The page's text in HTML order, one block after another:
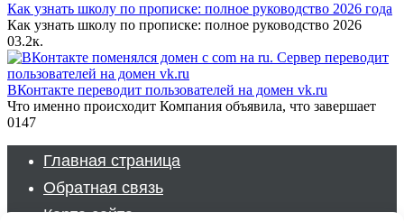
Как узнать школу по прописке: полное руководство 2026 года
Как узнать школу по прописке: полное руководство 2026
03.2к.
ВКонтакте переводит пользователей на домен vk.ru
Что именно происходит Компания объявила, что завершает
0147
Главная страница
Обратная связь
Карта сайта